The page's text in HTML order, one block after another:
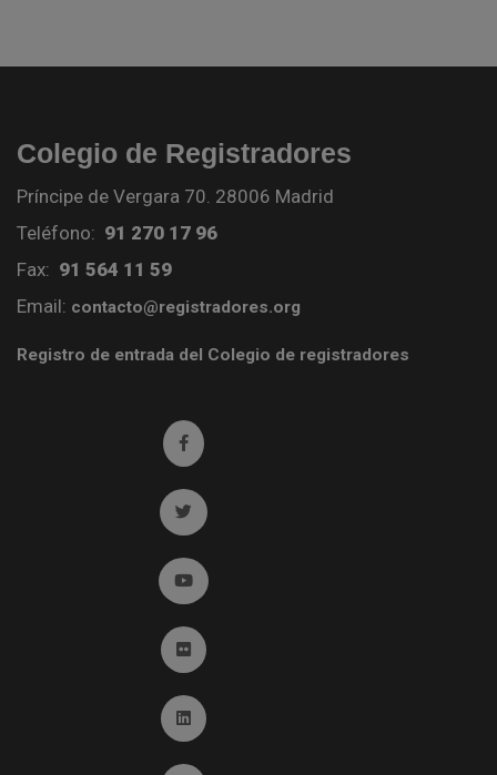
Colegio de Registradores
Príncipe de Vergara 70. 28006 Madrid
Teléfono: 91 270 17 96
Fax: 91 564 11 59
Email: contacto@registradores.org
Registro de entrada del Colegio de registradores
Ir a facebook (abre en ventana nueva)
Ir a twitter (abre en ventana nueva)
Ir a YouTube (abre en ventana nueva)
Ir a Flickr (abre en ventana nueva)
Ir a Linkedin (abre en ventana nueva)